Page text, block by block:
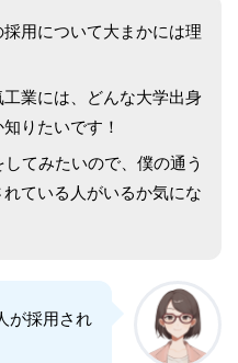
用について大まかには理
業には、どんな大学出身
りたいです！
てみたいので、僕の通う
ている人がいるか気にな
が採用され